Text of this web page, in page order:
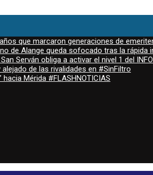
que marcaron generaciones de
de Alange queda sofocado tras la rápida
Serván obliga a activar el nivel 1 del
de las rivalidades en #SinFiltro
Mérida #FLASHNOTICIAS